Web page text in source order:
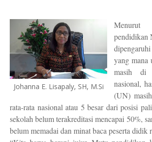
Johanna E. Lisapaly, SH, M.Si
Menurut
pendidikan
yang mana
masih di
nasional,
(UN)
rata-rata nasional atau 5 besar dari posisi
sekolah belum terakreditasi mencapai 50%,
belum memadai dan minat baca peserta didik